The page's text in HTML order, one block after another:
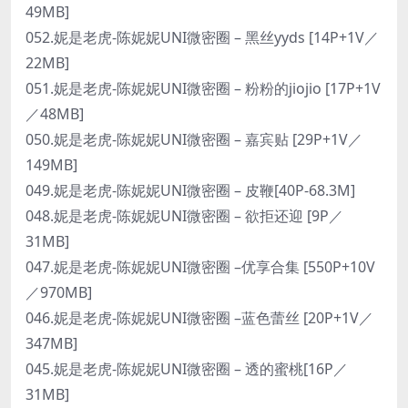
49MB]
052.妮是老虎-陈妮妮UNI微密圈 – 黑丝yyds [14P+1V／
22MB]
051.妮是老虎-陈妮妮UNI微密圈 – 粉粉的jiojio [17P+1V
／48MB]
050.妮是老虎-陈妮妮UNI微密圈 – 嘉宾贴 [29P+1V／
149MB]
049.妮是老虎-陈妮妮UNI微密圈 – 皮鞭[40P-68.3M]
048.妮是老虎-陈妮妮UNI微密圈 – 欲拒还迎 [9P／
31MB]
047.妮是老虎-陈妮妮UNI微密圈 –优享合集 [550P+10V
／970MB]
046.妮是老虎-陈妮妮UNI微密圈 –蓝色蕾丝 [20P+1V／
347MB]
045.妮是老虎-陈妮妮UNI微密圈 – 透的蜜桃[16P／
31MB]